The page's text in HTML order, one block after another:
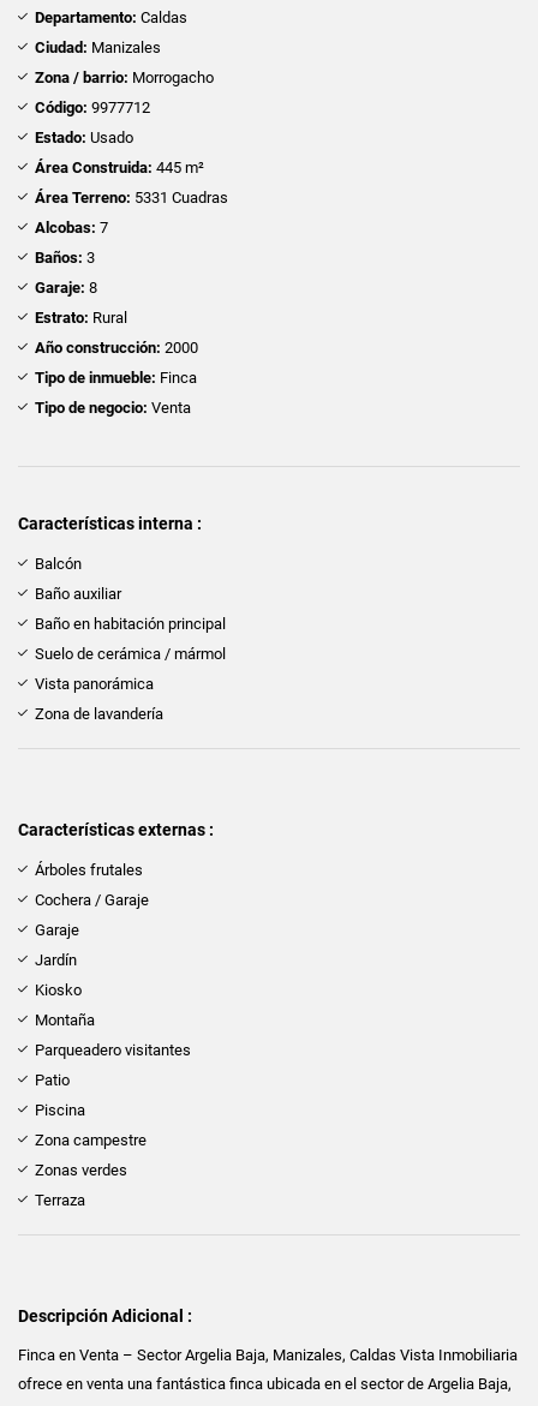
Departamento: Caldas
Ciudad: Manizales
Zona / barrio: Morrogacho
Código: 9977712
Estado: Usado
Área Construida: 445 m²
Área Terreno: 5331 Cuadras
Alcobas: 7
Baños: 3
Garaje: 8
Estrato: Rural
Año construcción: 2000
Tipo de inmueble: Finca
Tipo de negocio: Venta
Características interna :
Balcón
Baño auxiliar
Baño en habitación principal
Suelo de cerámica / mármol
Vista panorámica
Zona de lavandería
Características externas :
Árboles frutales
Cochera / Garaje
Garaje
Jardín
Kiosko
Montaña
Parqueadero visitantes
Patio
Piscina
Zona campestre
Zonas verdes
Terraza
Descripción Adicional :
Finca en Venta – Sector Argelia Baja, Manizales, Caldas Vista Inmobiliaria
ofrece en venta una fantástica finca ubicada en el sector de Argelia Baja,